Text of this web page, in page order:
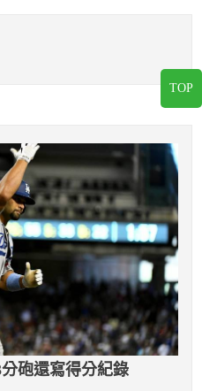
砲還寫得分紀錄
TOP